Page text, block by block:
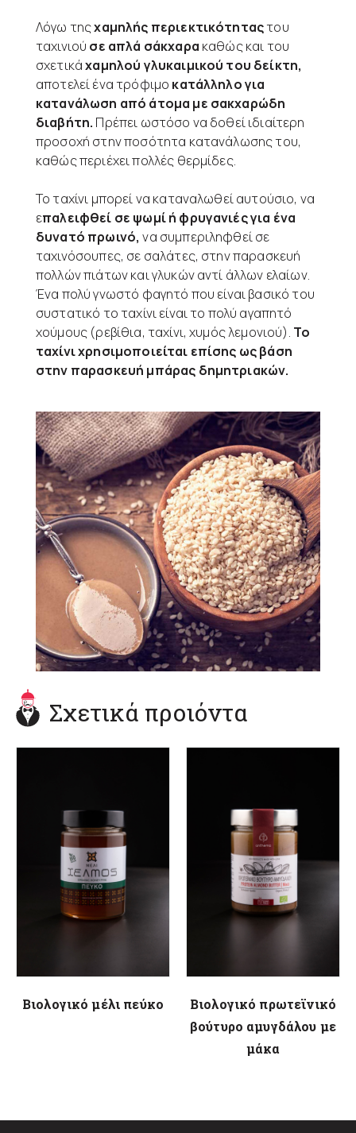
Λόγω τηςχαμηλής περιεκτικότηταςτου
ταχινιού σε απλά σάκχαρα καθώς και του
σχετικάχαμηλού γλυκαιμικού του δείκτη,
αποτελεί ένα τρόφιμο κατάλληλο για
κατανάλωση από άτομα με σακχαρώδη
διαβήτη. Πρέπει ωστόσο να δοθεί ιδιαίτερη
προσοχή στην ποσότητα κατανάλωσης του,
καθώς περιέχει πολλές θερμίδες.
Το ταχίνι μπορεί να καταναλωθεί αυτούσιο, να
επαλειφθεί σε ψωμί ή φρυγανιές για ένα
δυνατό πρωινό, να συμπεριληφθεί σε
ταχινόσουπες, σε σαλάτες, στην παρασκευή
πολλών πιάτων και γλυκών αντί άλλων ελαίων.
Ένα πολύ γνωστό φαγητό που είναι βασικό του
συστατικό το ταχίνι είναι το πολύ αγαπητό
χούμους (ρεβίθια, ταχίνι, χυμός λεμονιού). Το
ταχίνι χρησιμοποιείται επίσης ως βάση
στην παρασκευή μπάρας δημητριακών.
Σχετικά προιόντα
Βιολογικό μέλι πεύκο
Βιολογικό πρωτεϊνικό
βούτυρο αμυγδάλου με
μάκα